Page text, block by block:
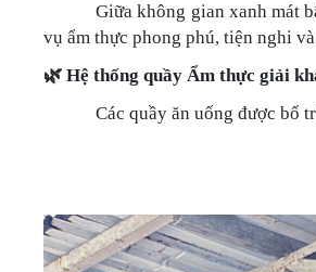
Giữa không gian xanh mát
vụ ẩm thực phong phú, tiện nghi
🌿 Hệ thống quầy Ẩm thực giải
Các quầy ăn uống được bố